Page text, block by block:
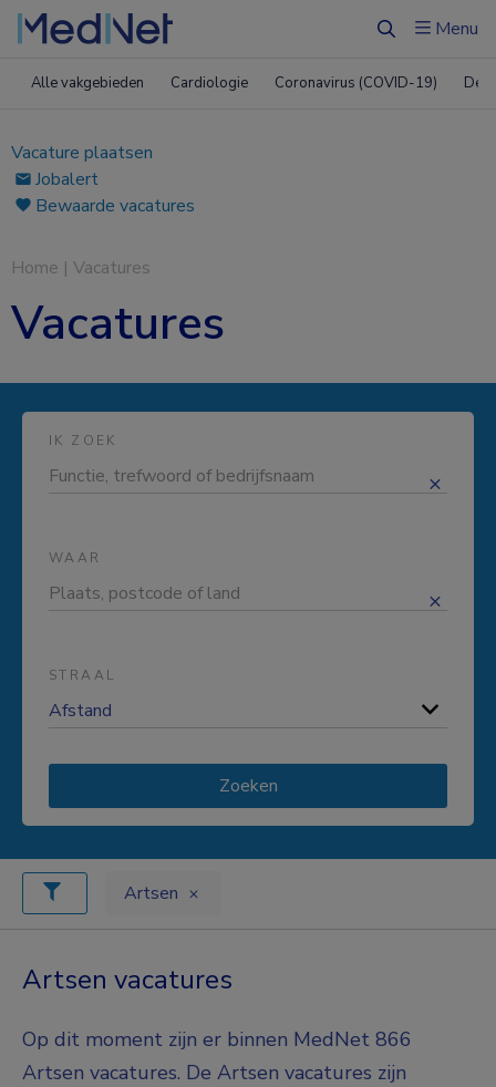
ZoekenMenu
Alle vakgebieden Cardiologie Coronavirus (COVID-19)
Vacature plaatsen
Jobalert
Bewaarde vacatures
Home | Vacatures
Vacatures
IK ZOEK
WAAR
STRAAL
Zoeken
Artsen
Artsen vacatures
Op dit moment zijn er binnen MedNet 866
Artsen vacatures. De Artsen vacatures zijn